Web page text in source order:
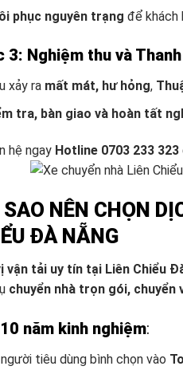
phục nguyên trạng để khách
3: Nghiệm thu và
xảy ra mất mát, hư hỏng,
tra, bàn giao và hoàn tất
hệ ngay Hotline 0703 233 323
NÊN CHỌN
ĐÀ NẴNG
vận tải uy tín tại Liên Chiểu
chuyển nhà trọn gói, chuyển
năm kinh nghiệm:
tiêu dùng bình chọn vào